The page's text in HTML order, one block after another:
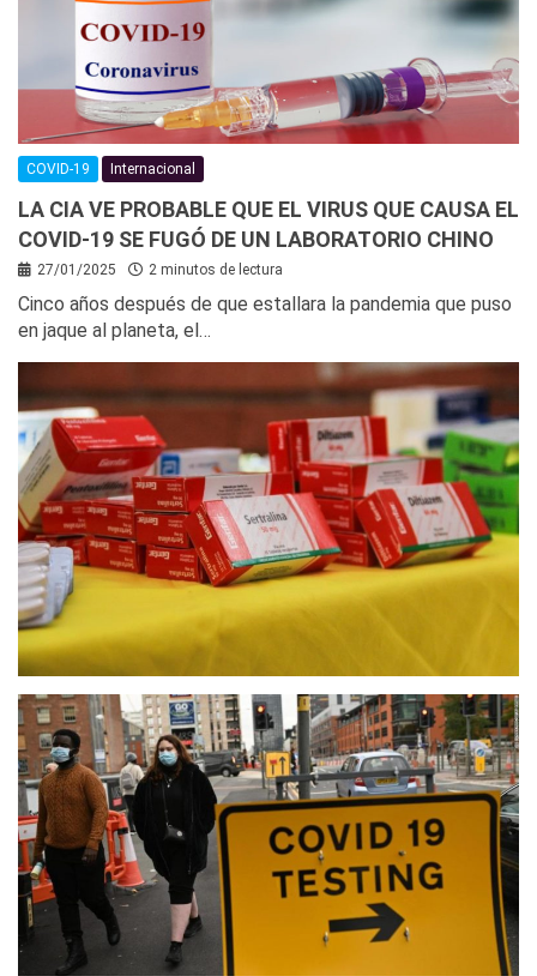
COVID-19 Internacional
LA CIA VE PROBABLE QUE EL VIRUS QUE CAUSA EL
COVID-19 SE FUGÓ DE UN LABORATORIO CHINO
27/01/2025 2 minutos de lectura
Cinco años después de que estallara la pandemia que puso
en jaque al planeta, el…